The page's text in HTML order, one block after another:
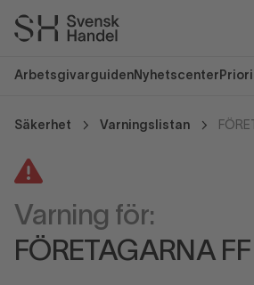
Arbetsgivarguiden Nyhetscenter
Säkerhet Varningslistan
Varning för:
FÖRETAGARNA